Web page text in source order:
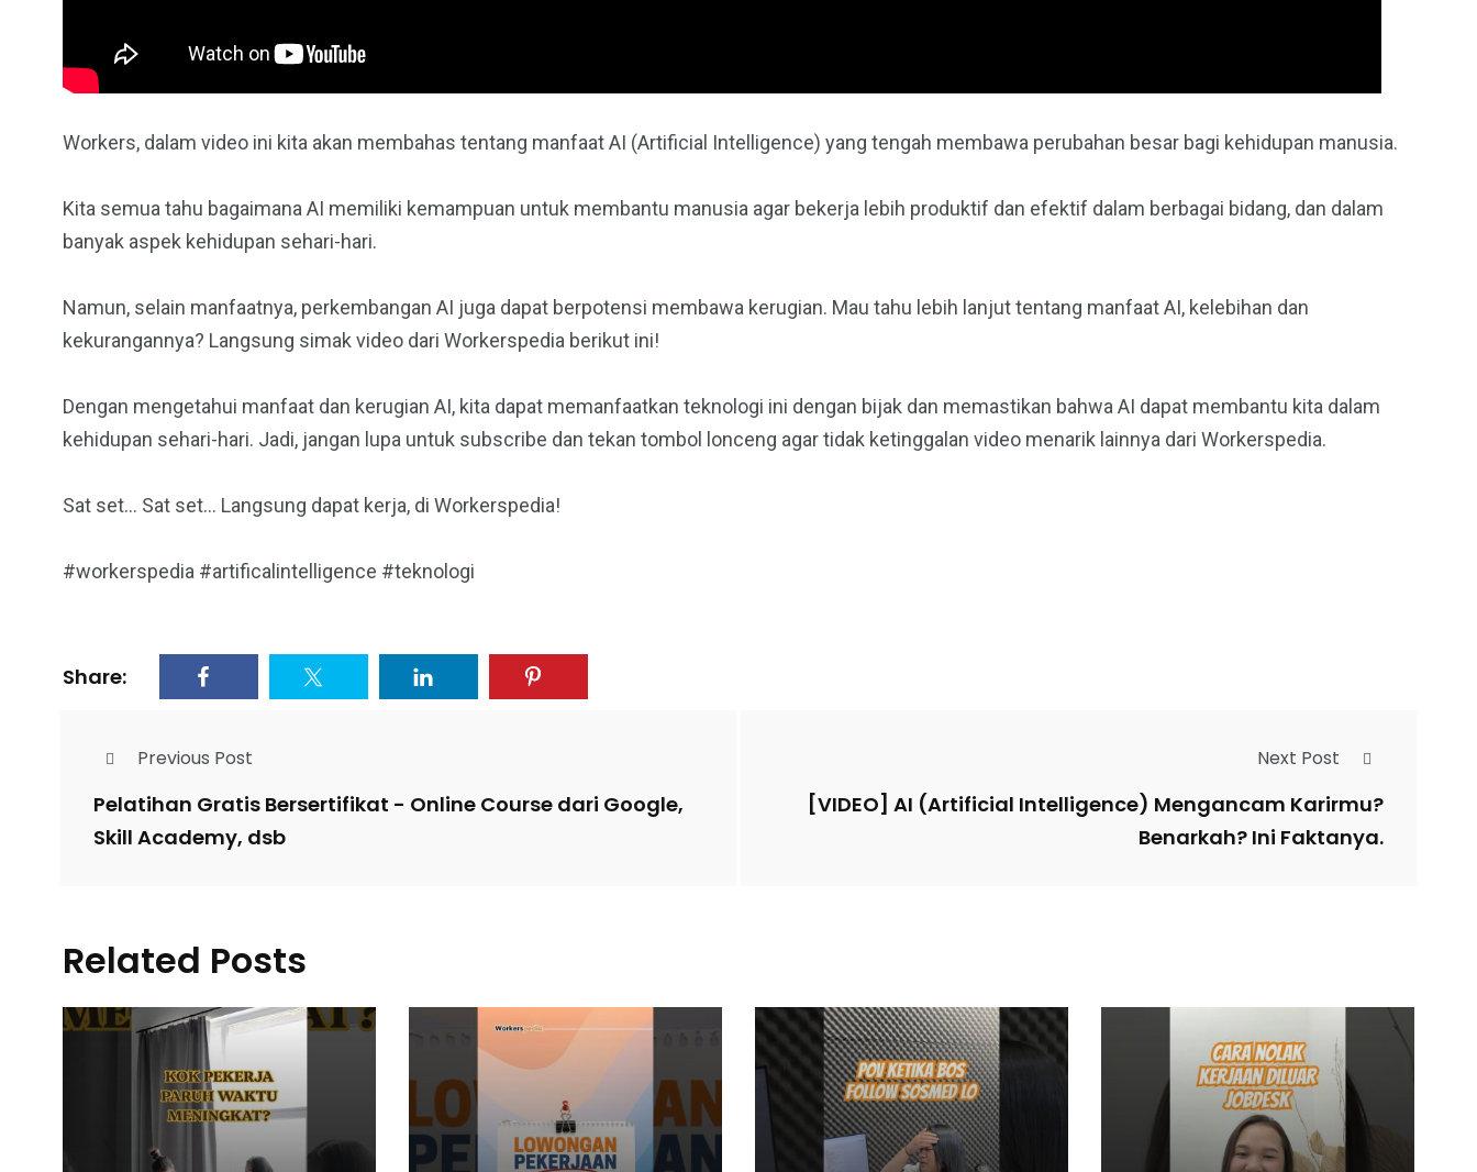
Workers, dalam video ini kita akan membahas tentang manfaat AI (Artificial Intelligence) yang tengah membawa perubahan besar bagi kehidupan manusia.
Kita semua tahu bagaimana AI memiliki kemampuan untuk membantu manusia agar bekerja lebih produktif dan efektif dalam berbagai bidang, dan dalam
banyak aspek kehidupan sehari-hari.
Namun, selain manfaatnya, perkembangan AI juga dapat berpotensi membawa kerugian. Mau tahu lebih lanjut tentang manfaat AI, kelebihan dan
kekurangannya? Langsung simak video dari Workerspedia berikut ini!
Dengan mengetahui manfaat dan kerugian AI, kita dapat memanfaatkan teknologi ini dengan bijak dan memastikan bahwa AI dapat membantu kita dalam
kehidupan sehari-hari. Jadi, jangan lupa untuk subscribe dan tekan tombol lonceng agar tidak ketinggalan video menarik lainnya dari Workerspedia.
Sat set… Sat set… Langsung dapat kerja, di Workerspedia!
#workerspedia #artificalintelligence #teknologi
Share:
Previous Post
Pelatihan Gratis Bersertifikat - Online Course dari Google,
Skill Academy, dsb
Next Post
[VIDEO] AI (Artificial Intelligence) Mengancam Karirmu?
Benarkah? Ini Faktanya.
Related Posts